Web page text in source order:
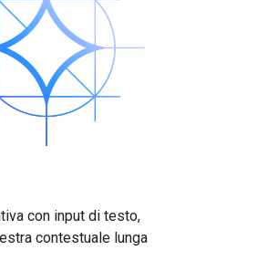
con input di testo,
contestuale lunga